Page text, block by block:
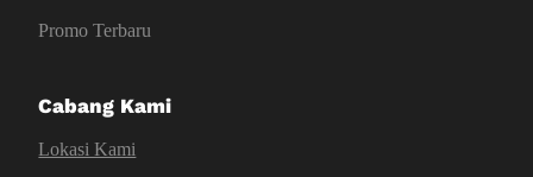
Promo Terbaru
Cabang Kami
Lokasi Kami